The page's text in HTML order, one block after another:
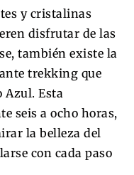
y cristalinas
disfrutar de las
también existe la
trekking que
Azul. Esta
seis a ocho horas,
la belleza del
con cada paso